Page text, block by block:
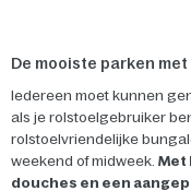
De mooiste parken
Iedereen moet kunnen
als je rolstoelgebruiker
rolstoelvriendelijke
weekend of midweek. Met
douches en een